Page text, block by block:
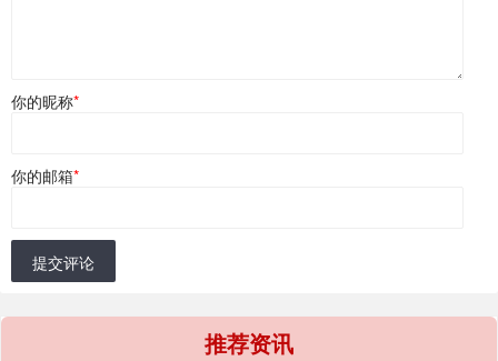
你的昵称*
你的邮箱*
提交评论
推荐资讯